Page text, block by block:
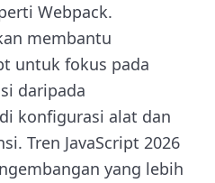
Webpack.
membantu
untuk fokus pada
daripada
konfigurasi alat dan
Tren JavaScript 2026
yang lebih